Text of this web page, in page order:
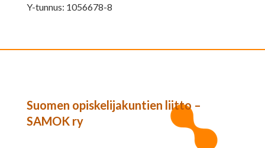
Y-tunnus: 1056678-8
Suomen opiskelijakuntien liitto –
SAMOK ry